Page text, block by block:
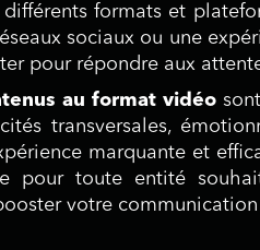
formats et
sociaux ou une
pour répondre aux
au format vidéo
transversales,
marquante et
pour toute entité
votre communication